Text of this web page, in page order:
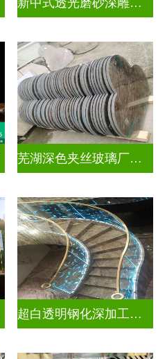
新中式透光磨砂深雕玻璃
芜湖深色夹丝玻璃厂家电话
超白透明钢化深加工激光内雕屏风